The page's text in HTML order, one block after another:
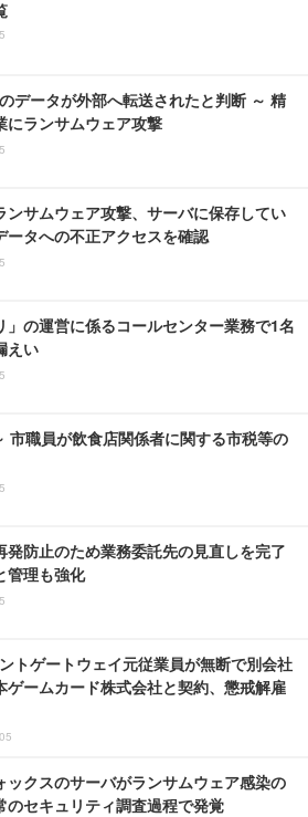
データが外部へ転送されたと判断 ～ 精
にランサムウェア攻撃
ンサムウェア攻撃、サーバに保存してい
ータへの不正アクセスを確認
」の運営に係るコールセンター業務で1名
えい
市職員が飲食店関係者に関する市税等の
発防止のため業務委託先の見直しを完了
管理も強化
トゲートウェイ元従業員が無断で別会社
ゲームカード株式会社と契約、懲戒解雇
ックスのサーバがランサムウェア感染の
のセキュリティ調査過程で発覚